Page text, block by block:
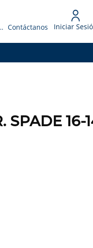
Contáctanos Iniciar
SPADE 16-